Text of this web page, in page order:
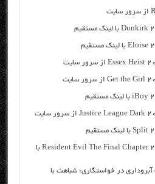
دانلود رایگان فیلم خارجی Resident Evil The Final Chapter 2017 با
در خواستگاری؛ شباهت با